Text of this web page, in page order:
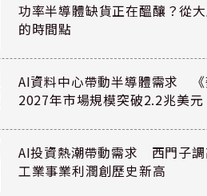
功率半導體缺貨正在醞釀？從
的時間點
AI資料中心帶動半導體需求
2027年市場規模突破2.2兆美元
AI投資熱潮帶動需求 西門子調
工業事業利潤創歷史新高